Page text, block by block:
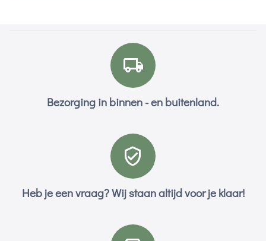
Bezorging in binnen - en buitenland.
Heb je een vraag? Wij staan altijd voor je klaar!